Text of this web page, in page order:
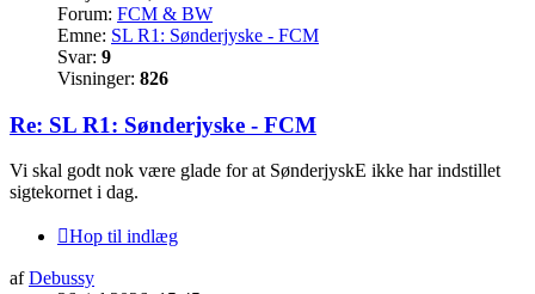
Forum: FCM & BW
Emne: SL R1: Sønderjyske - FCM
Svar: 9
Visninger: 826
Re: SL R1: Sønderjyske - FCM
Vi skal godt nok være glade for at SønderjyskE ikke har indstillet
sigtekornet i dag.
Hop til indlæg
afDebussy